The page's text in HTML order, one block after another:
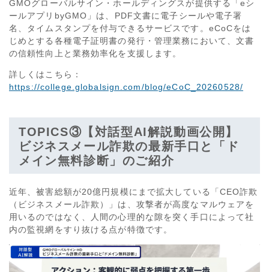
GMOグローバルサイン・ホールディングスが提供する「eシ
ールアプリbyGMO」は、PDF文書に電子シールや電子署
名、タイムスタンプを付与できるサービスです。eCoCをは
じめとする各種電子証明書の発行・管理業務において、文書
の信頼性向上と業務効率化を支援します。
詳しくはこちら：
https://college.globalsign.com/blog/eCoC_20260528/
TOPICS③【対話型AI解説動画公開】
ビジネスメール詐欺の最新手口と「ド
メイン無料診断」のご紹介
近年、被害総額が20億円規模にまで拡大している「CEO詐欺
（ビジネスメール詐欺）」は、攻撃者が高度なマルウェアを
用いるのではなく、人間の心理的な隙を突く手口によって社
内の監視網をすり抜ける点が特徴です。